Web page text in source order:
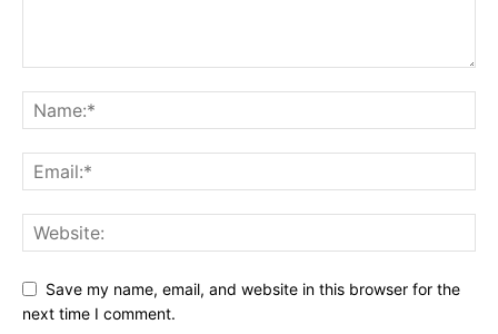
Save my name, email, and website in this browser for the
next time I comment.